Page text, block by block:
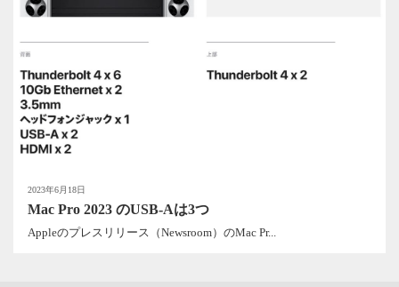
2023年6月18日
Mac Pro 2023 のUSB-Aは3つ
Appleのプレスリリース（Newsroom）のMac Pr...